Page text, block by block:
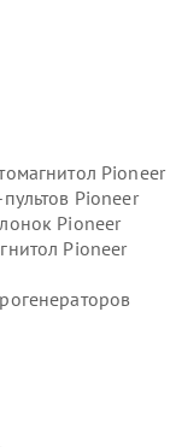
Pioneer
Pioneer
Pioneer
Pioneer